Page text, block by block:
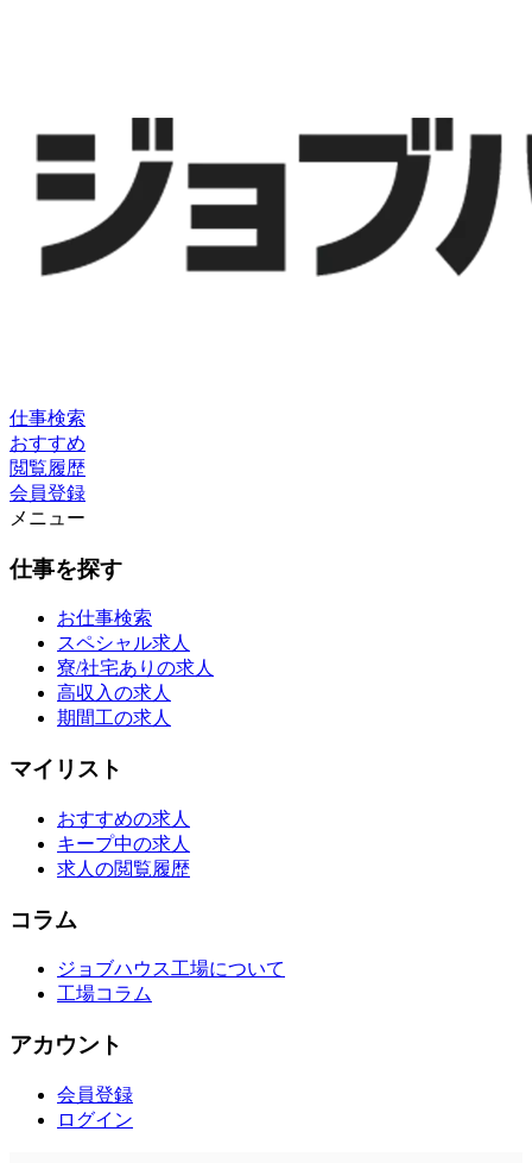
仕事検索
おすすめ
閲覧履歴
会員登録
メニュー
仕事を探す
お仕事検索
スペシャル求人
寮/社宅ありの求人
高収入の求人
期間工の求人
マイリスト
おすすめの求人
キープ中の求人
求人の閲覧履歴
コラム
ジョブハウス工場について
工場コラム
アカウント
会員登録
ログイン